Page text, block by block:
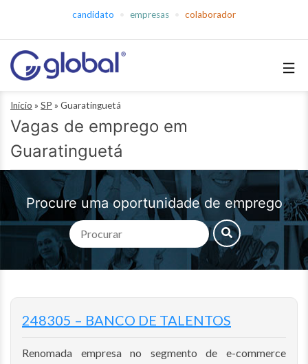
conteúdo
candidato empresas colaborador
Global
Empregos
Início » SP » Guaratinguetá
Vagas de emprego em
Guaratinguetá
Procure uma oportunidade de emprego
248305 – BANCO DE TALENTOS
Renomada empresa no segmento de e-commerce